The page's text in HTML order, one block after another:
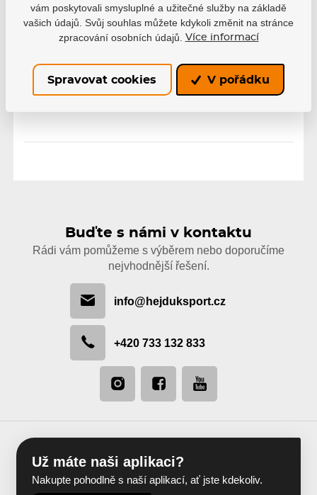
Varianty
EAN: 4040333131763
Skladem 367 Kč
Buďte s námi v kontaktu
Rádi vám pomůžeme s výběrem nebo doporučíme
nejvhodnější řešení.
info@hejduksport.cz
+420 733 132 833
Už máte naši aplikaci?
Nakupte pohodlně s naší aplikací, ať jste kdekoliv.
vám poskytovali smysluplné a užitečné služby na základě
vašich údajů. Svůj souhlas můžete kdykoli změnit na stránce
zpracování osobních údajů.
Více informací
Spravovat cookies V pořádku